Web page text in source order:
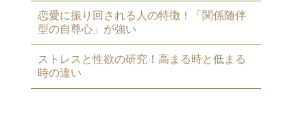
恋愛に振り回される人の特徴！「関係随伴
型の自尊心」が強い
ストレスと性欲の研究！高まる時と低まる
時の違い